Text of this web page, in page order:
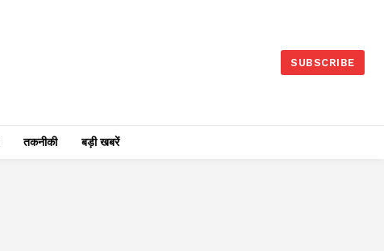
SUBSCRIBE
तकनीकी बड़ी खबरें